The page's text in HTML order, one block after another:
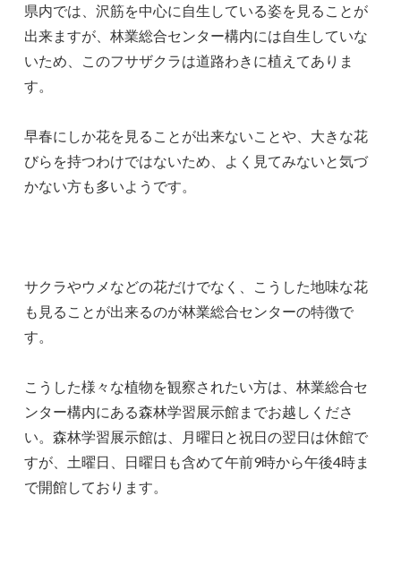
県内では、沢筋を中心に自生している姿を見ることが
出来ますが、林業総合センター構内には自生していな
いため、このフサザクラは道路わきに植えてありま
す。
早春にしか花を見ることが出来ないことや、大きな花
びらを持つわけではないため、よく見てみないと気づ
かない方も多いようです。
サクラやウメなどの花だけでなく、こうした地味な花
も見ることが出来るのが林業総合センターの特徴で
す。
こうした様々な植物を観察されたい方は、林業総合セ
ンター構内にある森林学習展示館までお越しくださ
い。森林学習展示館は、月曜日と祝日の翌日は休館で
すが、土曜日、日曜日も含めて午前9時から午後4時ま
で開館しております。